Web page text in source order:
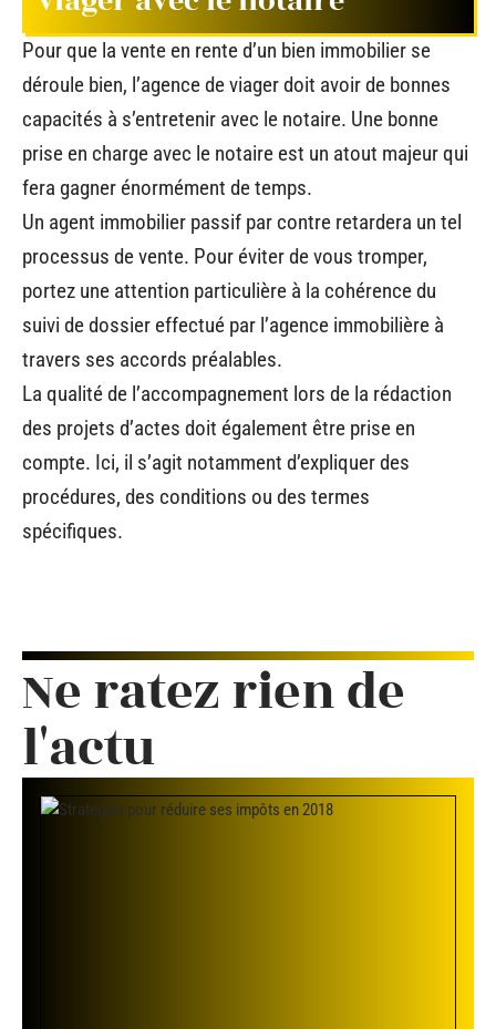
Pour que la vente en rente d’un bien immobilier se
déroule bien, l’agence de viager doit avoir de bonnes
capacités à s’entretenir avec le notaire. Une bonne
prise en charge avec le notaire est un atout majeur qui
fera gagner énormément de temps.
Un agent immobilier passif par contre retardera un tel
processus de vente. Pour éviter de vous tromper,
portez une attention particulière à la cohérence du
suivi de dossier effectué par l’agence immobilière à
travers ses accords préalables.
La qualité de l’accompagnement lors de la rédaction
des projets d’actes doit également être prise en
compte. Ici, il s’agit notamment d’expliquer des
procédures, des conditions ou des termes
spécifiques.
Ne ratez rien de
l'actu